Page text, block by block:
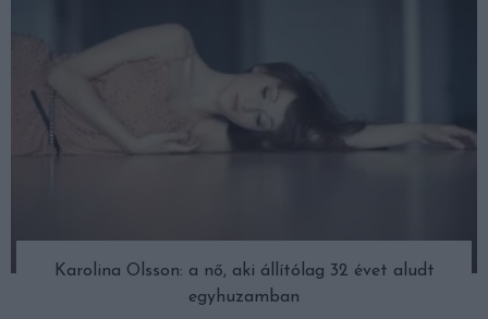
Karolina Olsson: a nő, aki állítólag 32 évet aludt
egyhuzamban